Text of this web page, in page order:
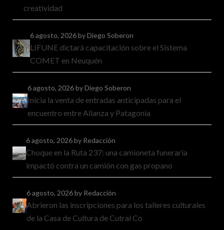
creatividad
6 agosto, 2026by Diego Soberon
LIFUNE dictará capacitación sobre el Sistema
COMET en Neuquén
6 agosto, 2026by Diego Soberon
Inicia la venta de entradas anticipadas para el
encuentro entre Alianza y Patagonia
6 agosto, 2026by Redacción
Choque en la Ruta 237: una camioneta funeraria
impactó contra un camión con gas propano
6 agosto, 2026by Redacción
Abrieron las inscripciones para los talleres culturales
de la Casa de Cultura de Cutral Co